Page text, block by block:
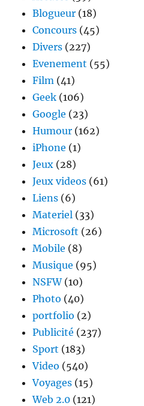
Blogueur (18)
Concours (45)
Divers (227)
Evenement (55)
Film (41)
Geek (106)
Google (23)
Humour (162)
iPhone (1)
Jeux (28)
Jeux videos (61)
Liens (6)
Materiel (33)
Microsoft (26)
Mobile (8)
Musique (95)
NSFW(10)
Photo (40)
portfolio (2)
Publicité (237)
Sport (183)
Video (540)
Voyages (15)
Web 2.0 (121)